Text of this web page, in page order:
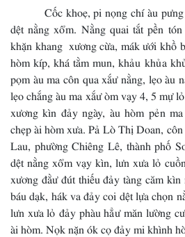
Cốc khoẹ, pi nọng chí àu pưng
dệt nằng xổm. Nằng quai tắt pền
khặn khang xương cừa, mák ưới khồ
hòm kíp, khá tằm mun, khảu khủa
pọm àu ma côn qua xắư nằng, lẹo àu
lẹo chắng àu ma xắư òm vạy 4, 5 mự
xương kìn đảy ngày, àu hòm pẻn
chẹp ài hòm xưa. Pả Lò Thị Doan,
Lau, phường Chiêng Lê, thành phố
dệt nằng xổm vạy kìn, lưn xưa lỏ
xương đằư đút thiếu đảy tàng căm
báu dạk, hák va đảy coi dệt lựa chọn
lưn xưa lỏ đảy phàu hẳư măn lường
ài hòm. Nọk nặn ók cọ đảy mi khình